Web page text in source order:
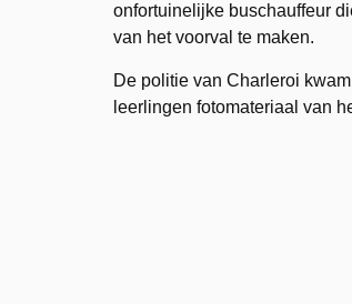
onfortuinelijke buschauffeur
van het voorval te maken.
De politie van Charleroi
leerlingen fotomateriaal van